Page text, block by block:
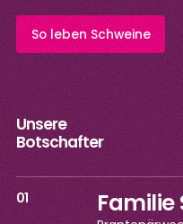
So leben Schweine
Unsere
Botschafter
01 Familie